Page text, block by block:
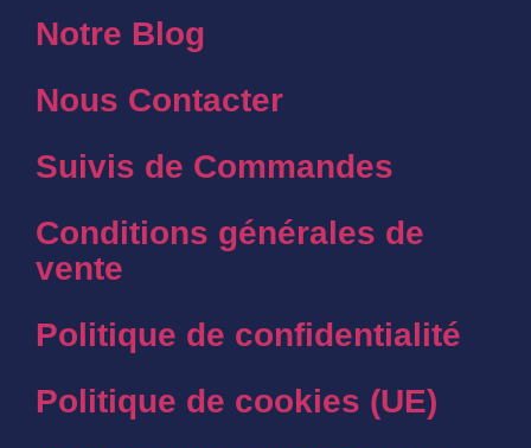
Notre Blog
Nous Contacter
Suivis de Commandes
Conditions générales de
vente
Politique de confidentialité
Politique de cookies (UE)